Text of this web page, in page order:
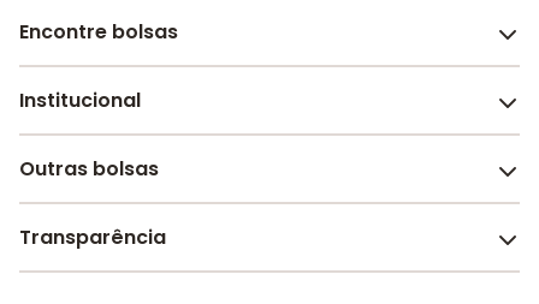
Encontre bolsas
Melhores escolas de São Paulo
Escolas por cidade e bairro
Institucional
Sobre o Melhor Escola
Revista Melhor Escola
Outras bolsas
Faculdades e universidades
Transparência